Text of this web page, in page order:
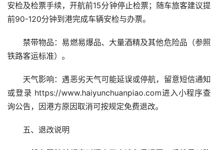
安检及检票手续，开航前15分钟停止检票；随车旅客建议提
前90-120分钟到港完成车辆安检与办票。
禁带物品：易燃易爆品、大量酒精及其他危险品（参照
铁路客运标准）。
天气影响：遇恶劣天气可能延误或停航，留意短信通知
或登录 https://www.haiyunchuanpiao.com进入小程序查
询公告，因港方原因取消可按规定免费退改。
五、退改说明